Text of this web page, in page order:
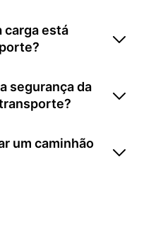
carga está
segurança da
um caminhão